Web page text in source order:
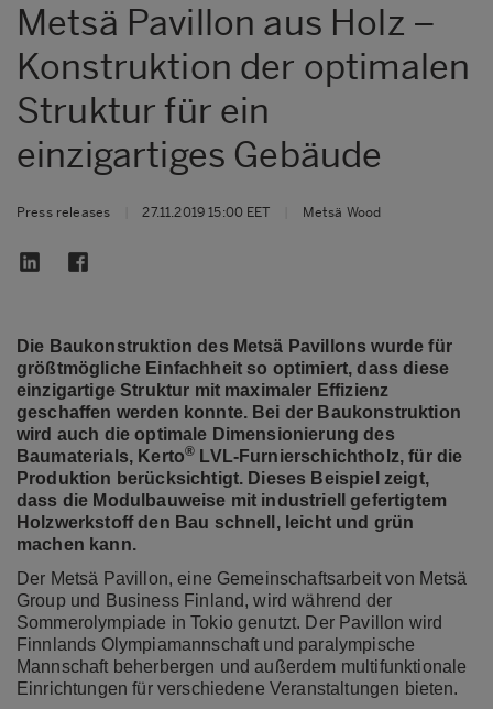
Metsä Pavillon aus Holz –
Konstruktion der optimalen
Struktur für ein
einzigartiges Gebäude
Press releases 27.11.2019 15:00 EET Metsä Wood
Die Baukonstruktion des Metsä Pavillons wurde für
größtmögliche Einfachheit so optimiert, dass diese
einzigartige Struktur mit maximaler Effizienz
geschaffen werden konnte. Bei der Baukonstruktion
wird auch die optimale Dimensionierung des
Baumaterials, Kerto® LVL-Furnierschichtholz, für die
Produktion berücksichtigt. Dieses Beispiel zeigt,
dass die Modulbauweise mit industriell gefertigtem
Holzwerkstoff den Bau schnell, leicht und grün
machen kann.
Der Metsä Pavillon, eine Gemeinschaftsarbeit von Metsä
Group und Business Finland, wird während der
Sommerolympiade in Tokio genutzt. Der Pavillon wird
Finnlands Olympiamannschaft und paralympische
Mannschaft beherbergen und außerdem multifunktionale
Einrichtungen für verschiedene Veranstaltungen bieten.